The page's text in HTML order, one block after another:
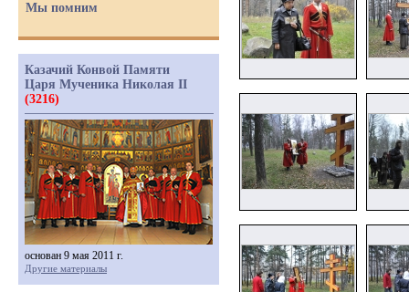
Мы помним
Казачий Конвой Памяти
Царя Мученика Николая II
(3216)
основан 9 мая 2011 г.
Другие материалы